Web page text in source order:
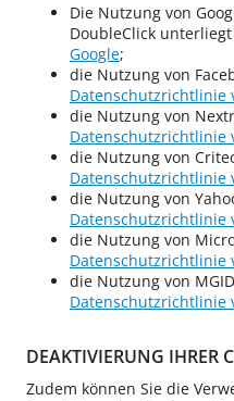
Die Nutzung von
DoubleClick
Google;
die Nutzung von
Datenschutzrichtlinie
die Nutzung von
Datenschutzrichtlinie
die Nutzung von
Datenschutzrichtlinie
die Nutzung von
Datenschutzrichtlinie
die Nutzung von
Datenschutzrichtlinie
die Nutzung von
Datenschutzrichtlinie
DEAKTIVIERUNG IHRER
Zudem können Sie die